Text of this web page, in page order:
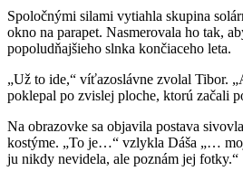
Spoločnými silami vytiahla skupina
okno na parapet. Nasmerovala ho tak,
popoludňajšieho slnka končiaceho leta.
„Už to ide,“ víťazoslávne zvolal Tibor.
poklepal po zvislej ploche, ktorú začali
Na obrazovke sa objavila postava
kostýme. „To je…“ vzlykla Dáša „…
ju nikdy nevidela, ale poznám jej fotky.“